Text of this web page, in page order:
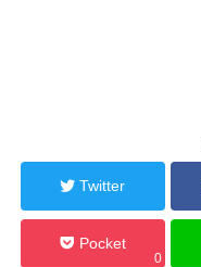
Twitter
Pocket
0